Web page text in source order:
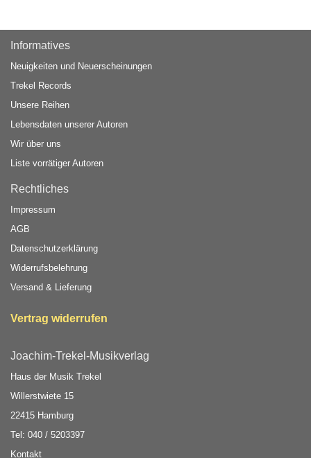
Informatives
Neuigkeiten und Neuerscheinungen
Trekel Records
Unsere Reihen
Lebensdaten unserer Autoren
Wir über uns
Liste vorrätiger Autoren
Rechtliches
Impressum
AGB
Datenschutzerklärung
Widerrufsbelehrung
Versand & Lieferung
Vertrag widerrufen
Joachim-Trekel-Musikverlag
Haus der Musik Trekel
Willerstwiete 15
22415 Hamburg
Tel: 040 / 5203397
Kontakt